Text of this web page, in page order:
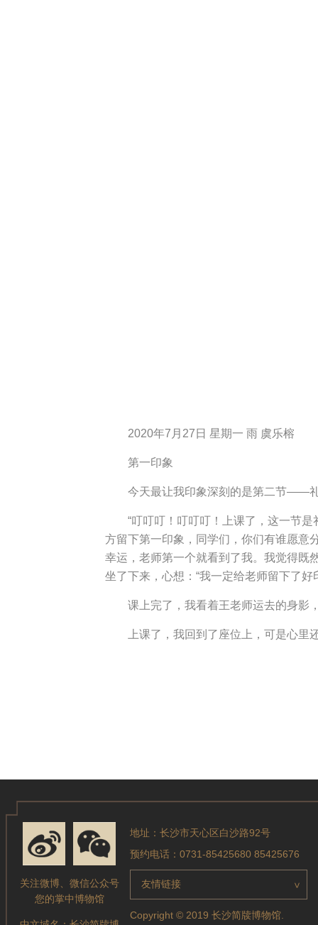
2020年7月27日 星期一 雨 虞乐榕
第一印象
今天最让我印象深刻的是第二节——
“叮叮叮！叮叮叮！上课了，这一节
方留下第一印象，同学们，你们有谁愿意
幸运，老师第一个就看到了我。我觉得既
坐了下来，心想：“我一定给老师留下了好
课上完了，我看着王老师运去的身影
上课了，我回到了座位上，可是心
关注微博、微信公众号
您的掌中博物馆
地址：长沙市天心区白沙路92号
预约电话：0731-85425680 85425676
友情链接 >
Copyright © 2019 长沙简牍博物馆.